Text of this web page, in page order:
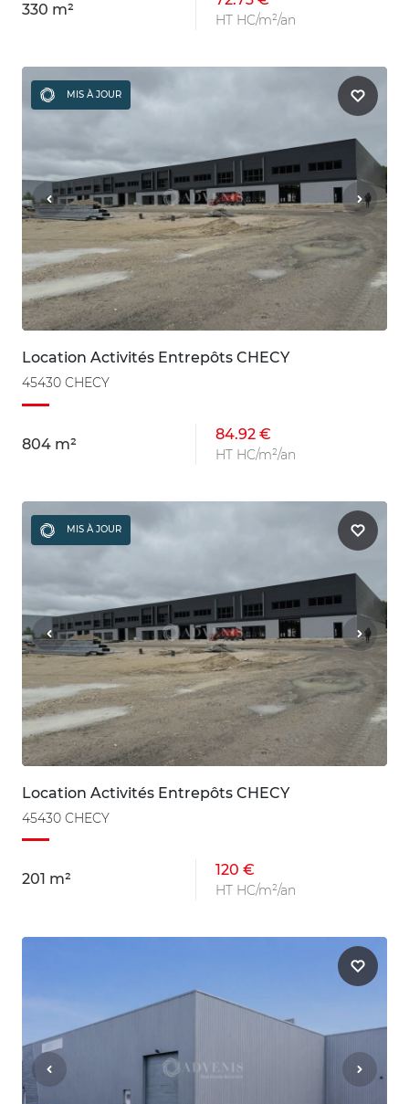
330 m²
HT HC/m²/an
MIS À JOUR
Location Activités Entrepôts CHECY
45430 CHECY
804 m²
84.92 €
HT HC/m²/an
MIS À JOUR
Location Activités Entrepôts CHECY
45430 CHECY
201 m²
120 €
HT HC/m²/an